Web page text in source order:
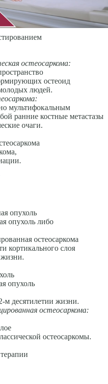
остеосаркома:
остеоид
людей.
мультифокальным
ранние костные метастазы
очаги.
опухоль
опухоль либо
остеосаркома
кортикального слоя
опухоль
м десятилетии жизни.
остеосаркома:
остеосаркомы.